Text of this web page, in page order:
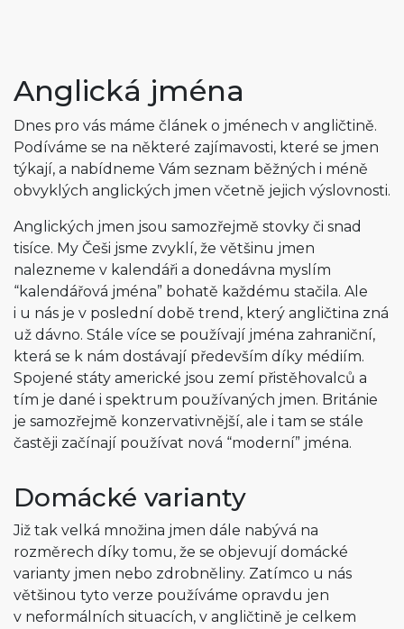
Anglická jména
Dnes pro vás máme článek o jménech v angličtině.
Podíváme se na některé zajímavosti, které se jmen
týkají, a nabídneme Vám seznam běžných i méně
obvyklých anglických jmen včetně jejich výslovnosti.
Anglických jmen jsou samozřejmě stovky či snad
tisíce. My Češi jsme zvyklí, že většinu jmen
nalezneme v kalendáři a donedávna myslím
“kalendářová jména” bohatě každému stačila. Ale
i u nás je v poslední době trend, který angličtina zná
už dávno. Stále více se používají jména zahraniční,
která se k nám dostávají především díky médiím.
Spojené státy americké jsou zemí přistěhovalců a
tím je dané i spektrum používaných jmen. Británie
je samozřejmě konzervativnější, ale i tam se stále
častěji začínají používat nová “moderní” jména.
Domácké varianty
Již tak velká množina jmen dále nabývá na
rozměrech díky tomu, že se objevují domácké
varianty jmen nebo zdrobněliny. Zatímco u nás
většinou tyto verze používáme opravdu jen
v neformálních situacích, v angličtině je celkem